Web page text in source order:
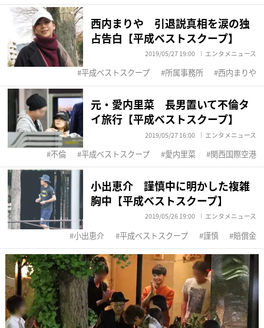
西内まりや 引退説真相を涙の独
占告白【平成ベストスクープ】
2019/05/27 19:00 エンタメニュース
平成ベストスクープ 所属事務所 西内まりや
元・愛内里菜 長男置いて不倫タ
イ旅行【平成ベストスクープ】
2019/05/27 16:00 エンタメニュース
不倫 平成ベストスクープ 愛内里菜 関西国際空港
小出恵介 謹慎中に明かした複雑
胸中【平成ベストスクープ】
2019/05/26 19:00 エンタメニュース
小出恵介 平成ベストスクープ 謹慎 賠償金